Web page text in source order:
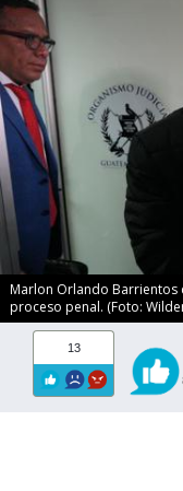
Marlon Orlando
proceso penal. (Foto:
13